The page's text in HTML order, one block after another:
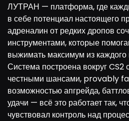
ЛУТРАН — платформа, где
в себе потенциал настоящего
адреналин от редких дропов
инструментами, которые
выжимать максимум из каждого
Система построена вокруг CS2
честными шансами, provably
возможностью апгрейда,
удачи — всё это работает так,
чувствовал контроль над